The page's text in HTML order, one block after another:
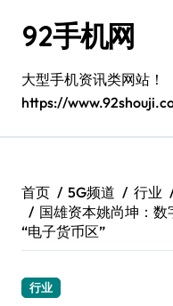
92手机网
大型手机资讯类网站！
https://
首页 5G频道 行业
国雄资本姚尚坤：
“电子货币区”
行业